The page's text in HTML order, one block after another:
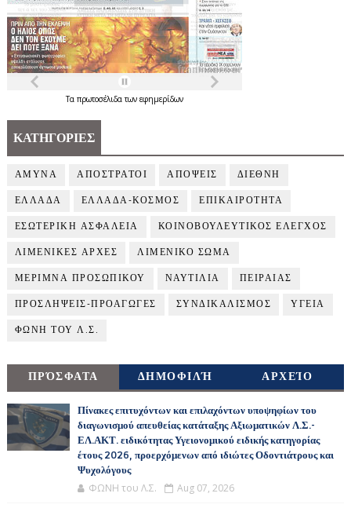
Τα πρωτοσέλιδατων εφημερίδων
ΚΑΤΗΓΟΡΙΕΣ
ΑΜΥΝΑ ΑΠΟΣΤΡΑΤΟΙ ΑΠΟΨΕΙΣ ΔΙΕΘΝΗ
ΕΛΛΑΔΑ ΕΛΛΑΔΑ-ΚΟΣΜΟΣ ΕΠΙΚΑΙΡΟΤΗΤΑ
ΕΣΩΤΕΡΙΚΗ ΑΣΦΑΛΕΙΑ ΚΟΙΝΟΒΟΥΛΕΥΤΙΚΟΣ ΕΛΕΓΧΟΣ
ΛΙΜΕΝΙΚΕΣ ΑΡΧΕΣ ΛΙΜΕΝΙΚΟ ΣΩΜΑ
ΜΕΡΙΜΝΑ ΠΡΟΣΩΠΙΚΟΥ ΝΑΥΤΙΛΙΑ ΠΕΙΡΑΙΑΣ
ΠΡΟΣΛΗΨΕΙΣ-ΠΡΟΑΓΩΓΕΣ ΣΥΝΔΙΚΑΛΙΣΜΟΣ ΥΓΕΙΑ
ΦΩΝΗ ΤΟΥ Λ.Σ.
ΠΡΌΣΦΑΤΑ ΔΗΜΟΦΙΛΉ ΑΡΧΕΊΟ
Πίνακες επιτυχόντων και επιλαχόντων υποψηφίων του
διαγωνισμού απευθείας κατάταξης Αξιωματικών Λ.Σ.-
ΕΛ.ΑΚΤ. ειδικότητας Υγειονομικού ειδικής κατηγορίας
έτους 2026, προερχόμενων από ιδιώτες Οδοντιάτρους και
Ψυχολόγους
ΦΩΝΗ του Λ.Σ. Aug 07, 2026